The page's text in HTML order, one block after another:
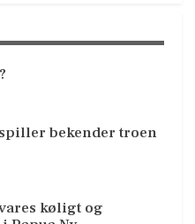
bekender troen
køligt og